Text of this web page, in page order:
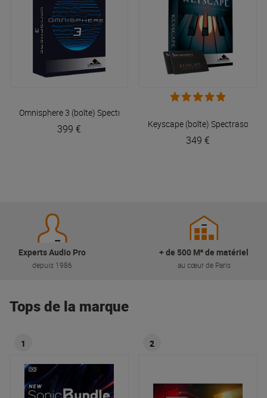
Omnisphere 3 (boîte) Spectrasonics
399 € Keyscape (boîte) Spectrasonics
349 €
Experts Audio Pro
depuis 1986
+ de 500 M² de matériel
au cœur de Paris
Tops de la marque
1 2